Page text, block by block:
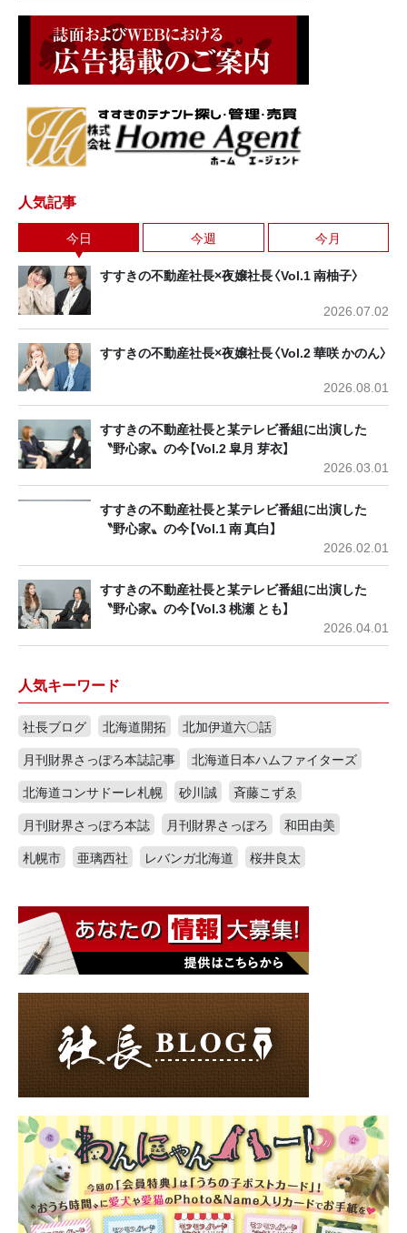
人気記事
今日 今週 今月
すすきの不動産社長×夜嬢社長〈Vol.1 南柚子〉
2026.07.02
すすきの不動産社長×夜嬢社長〈Vol.2 華咲 かのん〉
2026.08.01
すすきの不動産社長と某テレビ番組に出演した
〝野心家〟の今【Vol.2 皐月 芽衣】
2026.03.01
すすきの不動産社長と某テレビ番組に出演した
〝野心家〟の今【Vol.1 南 真白】
2026.02.01
すすきの不動産社長と某テレビ番組に出演した
〝野心家〟の今【Vol.3 桃瀬 とも】
2026.04.01
人気キーワード
社長ブログ 北海道開拓
北加伊道六〇話
月刊財界さっぽろ本誌記事
北海道日本ハムファイターズ
北海道コンサドーレ札幌
砂川誠
斉藤こずゑ
月刊財界さっぽろ本誌
月刊財界さっぽろ
和田由美
札幌市
亜璃西社 レバンガ北海道 桜井良太